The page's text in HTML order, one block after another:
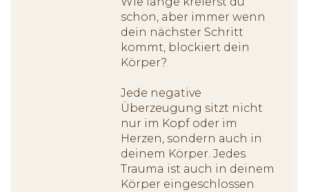
schon, aber immer wenn
dein nächster Schritt
kommt, blockiert dein
Körper?
Jede negative
Überzeugung sitzt nicht
nur im Kopf oder im
Herzen, sondern auch in
deinem Körper. Jedes
Trauma ist auch in deinem
Körper eingeschlossen